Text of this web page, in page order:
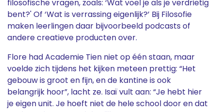
filosofische vragen, zoals: ‘Wat voel je als je verdrietig
bent?' Of ‘Wat is verrassing eigenlijk?’ Bij Filosofie
maken leerlingen daar bijvoorbeeld podcasts of
andere creatieve producten over.
Flore had Academie Tien niet op één staan, maar
voelde zich tijdens het kijken meteen prettig: “Het
gebouw is groot en fijn, en de kantine is ook
belangrijk hoor”, lacht ze. Isaï vult aan: “Je hebt hier
je eigen unit. Je hoeft niet de hele school door en dat